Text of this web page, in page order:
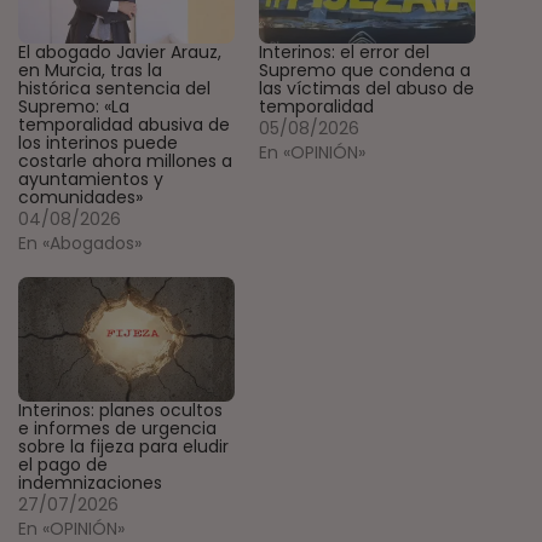
El abogado Javier Arauz,
en Murcia, tras la
histórica sentencia del
Supremo: «La
temporalidad abusiva de
los interinos puede
costarle ahora millones a
ayuntamientos y
comunidades»
04/08/2026
En «Abogados»
Interinos: el error del
Supremo que condena a
las víctimas del abuso de
temporalidad
05/08/2026
En «OPINIÓN»
Interinos: planes ocultos
e informes de urgencia
sobre la fijeza para eludir
el pago de
indemnizaciones
27/07/2026
En «OPINIÓN»